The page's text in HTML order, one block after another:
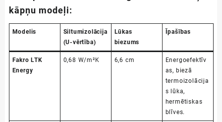
kāpņu modeļi:
Modelis
Siltumizolācija
(U-vērtība)
Lūkas
biezums
Īpašības
Fakro LTK
Energy
0,68 W/m²K 6,6 cm
Energoefektīv
as, biezā
termoizolācija
s lūka,
hermētiskas
blīves.